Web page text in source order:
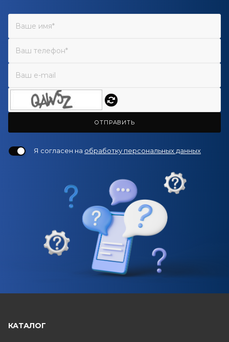
ОТПРАВИТЬ
Я согласен на обработку персональных данных
КАТАЛОГ